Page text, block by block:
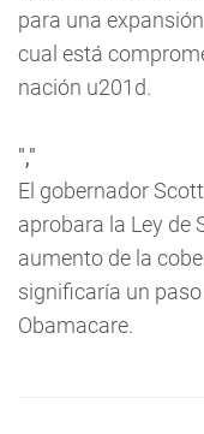
para una
cual está
nación u201d.
","
El gobernador
aprobara la Ley de
aumento de la
significaría un
Obamacare.